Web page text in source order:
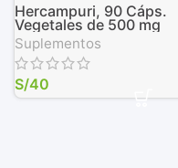
Hercampuri, 90 Cáps.
Vegetales de 500 mg
Suplementos
S/40